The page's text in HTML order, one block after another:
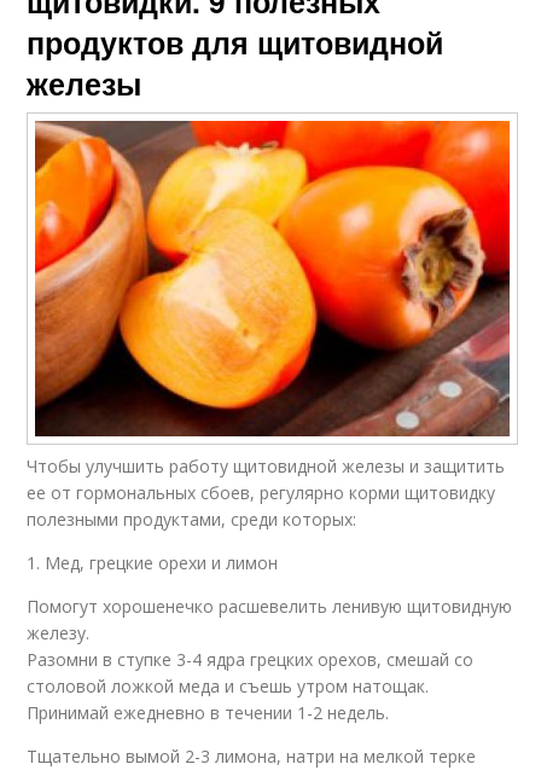
продуктов для щитовидной
железы
Чтобы улучшить работу щитовидной железы и защитить
ее от гормональных сбоев, регулярно корми щитовидку
полезными продуктами, среди которых:
1. Мед, грецкие орехи и лимон
Помогут хорошенечко расшевелить ленивую щитовидную
железу.
Разомни в ступке 3-4 ядра грецких орехов, смешай со
столовой ложкой меда и съешь утром натощак.
Принимай ежедневно в течении 1-2 недель.
Тщательно вымой 2-3 лимона, натри на мелкой терке